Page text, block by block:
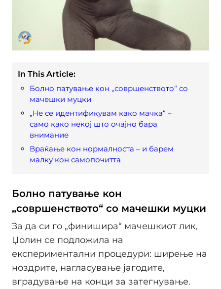
In This Article:
Болно патување кон „совршенството“ со
мачешки муцки
„Не се идентификувам како мачка“ –
само како некој што очајно бара
внимание
Враќање кон нормалноста – и барем
малку кон самопочитта
Болно патување кон
„совршенството“ со мачешки муцки
За да си го „финишира“ мачешкиот лик,
Џолин се подложила на
експериментални процедури: ширење на
ноздрите, нагласување јагодите,
вградување на конци за затегнување.